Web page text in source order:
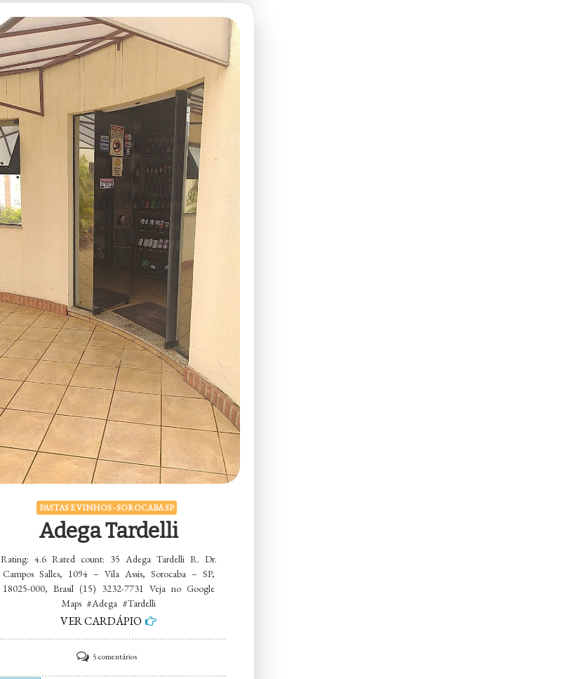
PASTAS E VINHOS - SOROCABA SP
Adega Tardelli
Rating: 4.6 Rated count: 35 Adega Tardelli R. Dr.
Campos Salles, 1094 – Vila Assis, Sorocaba – SP,
18025-000, Brasil (15) 3232-7731 Veja no Google
Maps #Adega #Tardelli
VER CARDÁPIO
5 comentáriosem
Adega